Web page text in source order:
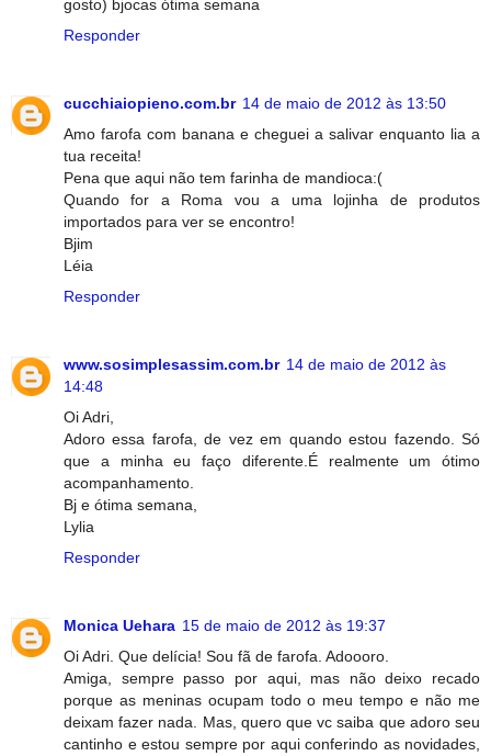
gosto) bjocas ótima semana
Responder
cucchiaiopieno.com.br 14 de maio de 2012 às 13:50
Amo farofa com banana e cheguei a salivar enquanto lia a
tua receita!
Pena que aqui não tem farinha de mandioca:(
Quando for a Roma vou a uma lojinha de produtos
importados para ver se encontro!
Bjim
Léia
Responder
www.sosimplesassim.com.br 14 de maio de 2012 às
14:48
Oi Adri,
Adoro essa farofa, de vez em quando estou fazendo. Só
que a minha eu faço diferente.É realmente um ótimo
acompanhamento.
Bj e ótima semana,
Lylia
Responder
Monica Uehara 15 de maio de 2012 às 19:37
Oi Adri. Que delícia! Sou fã de farofa. Adoooro.
Amiga, sempre passo por aqui, mas não deixo recado
porque as meninas ocupam todo o meu tempo e não me
deixam fazer nada. Mas, quero que vc saiba que adoro seu
cantinho e estou sempre por aqui conferindo as novidades,